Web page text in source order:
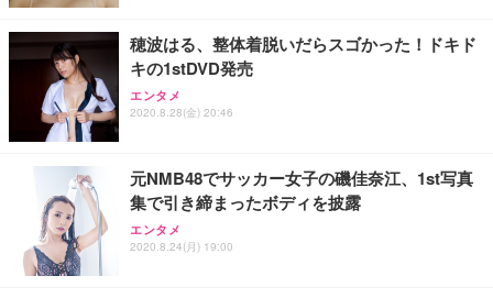
穂波はる、整体着脱いだらスゴかった！ドキド
キの1stDVD発売
エンタメ
2020.8.28(金) 20:46
元NMB48でサッカー女子の磯佳奈江、1st写真
集で引き締まったボディを披露
エンタメ
2020.8.24(月) 19:00